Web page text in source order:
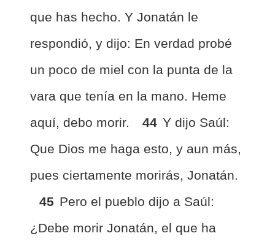
que has hecho. Y Jonatán le
respondió, y dijo: En verdad probé
un poco de miel con la punta de la
vara que tenía en la mano. Heme
aquí, debo morir.
44 Y dijo Saúl:
Que Dios me haga esto, y aun más,
pues ciertamente morirás, Jonatán.
45 Pero el pueblo dijo a Saúl:
¿Debe morir Jonatán, el que ha